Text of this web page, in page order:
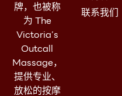
牌，也被称
为 The
Victoria’s
Outcall
Massage，
提供专业、
放松的按摩
联系我们